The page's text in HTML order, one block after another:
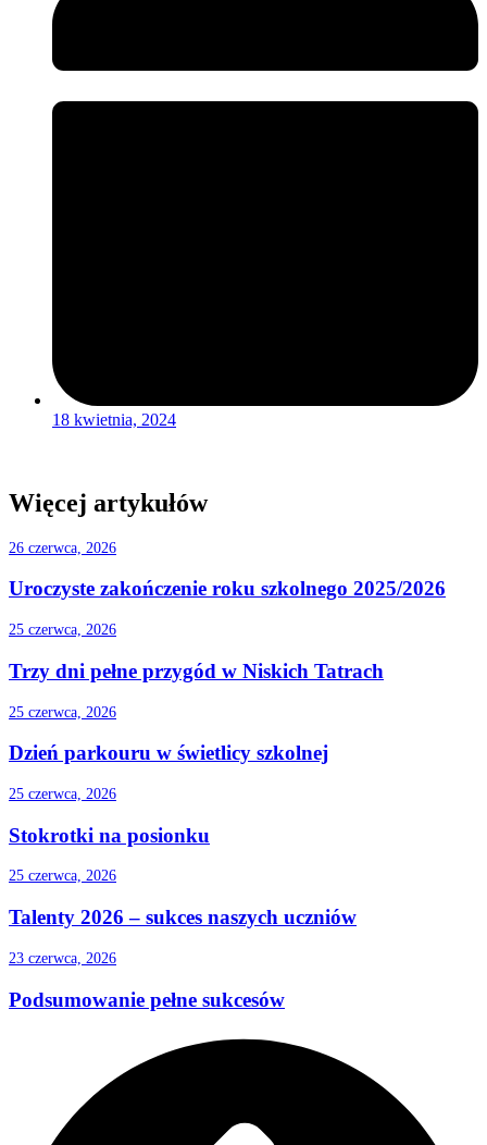
18 kwietnia, 2024
Więcej artykułów
26 czerwca, 2026
Uroczyste zakończenie roku szkolnego 2025/2026
25 czerwca, 2026
Trzy dni pełne przygód w Niskich Tatrach
25 czerwca, 2026
Dzień parkouru w świetlicy szkolnej
25 czerwca, 2026
Stokrotki na posionku
25 czerwca, 2026
Talenty 2026 – sukces naszych uczniów
23 czerwca, 2026
Podsumowanie pełne sukcesów